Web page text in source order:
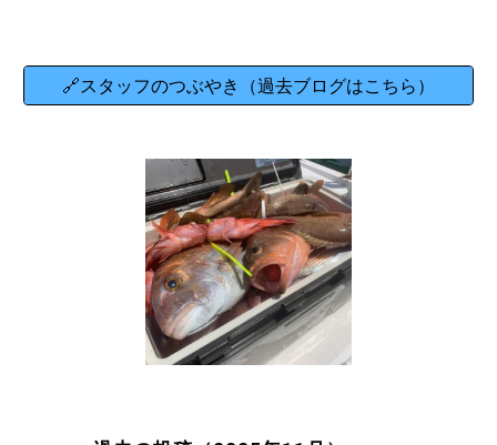
🔗スタッフのつぶやき（過去ブログはこちら）